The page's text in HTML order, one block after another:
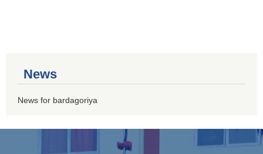
News
News for bardagoriya